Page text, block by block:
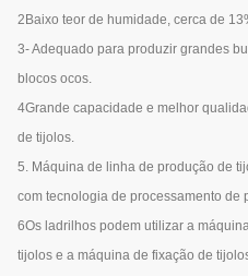
2Baixo teor de humidade, cerca de
3- Adequado para produzir grandes
blocos ocos.
4Grande capacidade e melhor
de tijolos.
5. Máquina de linha de produção de
com tecnologia de processamento de
6Os ladrilhos podem utilizar a
tijolos e a máquina de fixação de